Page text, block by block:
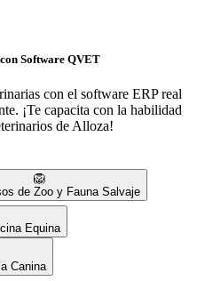
Software QVET
con el software ERP real
¡Te capacita con la habilidad
de Alloza!
🦁
de Zoo y Fauna Salvaje
Equina
Canina